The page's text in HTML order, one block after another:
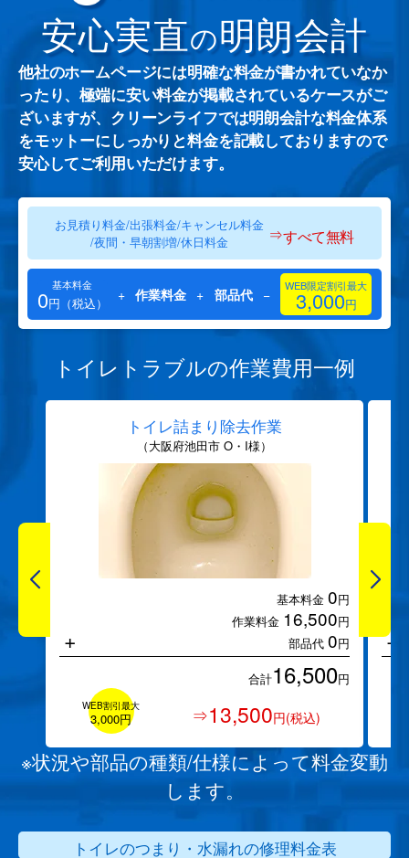
安心実直の明朗会計
他社のホームページには明確な料金が書かれていなか
ったり、極端に安い料金が掲載されているケースがご
ざいますが、クリーンライフでは明朗会計な料金体系
をモットーにしっかりと料金を記載しておりますので
安心してご利用いただけます。
お見積り料金/出張料金/キャンセル料金
/夜間・早朝割増/休日料金
⇒すべて無料
基本料金
0円（税込） + 作業料金 + 部品代 − WEB限定割引最大
3,000円
トイレトラブルの作業費用一例
トイレ詰まり除去作業
（大阪府池田市 O・I様）
基本料金 0円
作業料金 16,500円
部品代 0円
+
合計16,500円
WEB割引最大
3,000円 ⇒13,500円(税込)
+
※状況や部品の種類/仕様によって料金変動
します。
トイレのつまり・水漏れの修理料金表